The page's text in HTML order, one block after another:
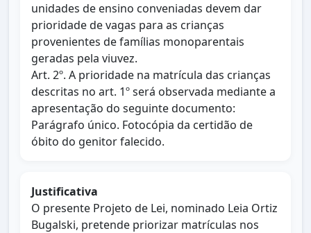
unidades de ensino conveniadas devem dar
prioridade de vagas para as crianças
provenientes de famílias monoparentais
geradas pela viuvez.
Art. 2º. A prioridade na matrícula das crianças
descritas no art. 1º será observada mediante a
apresentação do seguinte documento:
Parágrafo único. Fotocópia da certidão de
óbito do genitor falecido.
Justificativa
O presente Projeto de Lei, nominado Leia Ortiz
Bugalski, pretende priorizar matrículas nos